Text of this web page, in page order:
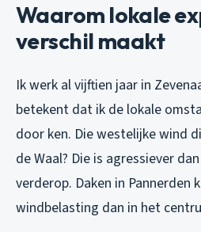
Waarom lokale
verschil maakt
Ik werk al vijftien jaar in
betekent dat ik de lokale
door ken. Die westelijke wind
de Waal? Die is agressiever
verderop. Daken in Pannerden
windbelasting dan in het